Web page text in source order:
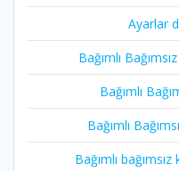
Ayarlar
Bağımlı
Bağımlı
Bağımlı
Bağımlı